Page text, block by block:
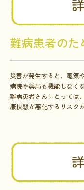
難病患者の
災害が発生すると、電気
病院や薬局も機能しなく
難病患者さんにとっては
康状態が悪化するリスク